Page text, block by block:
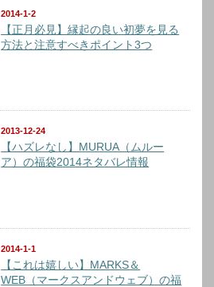
2014-1-2
【正月必見】縁起の良い初夢を見る
方法と注意すべきポイント3つ
2013-12-24
【ハズレなし】MURUA（ムルー
ア）の福袋2014ネタバレ情報
2014-1-1
【これは嬉しい】MARKS＆
WEB（マークスアンドウェブ）の福